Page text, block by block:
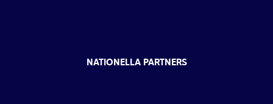
NATIONELLA PARTNERS